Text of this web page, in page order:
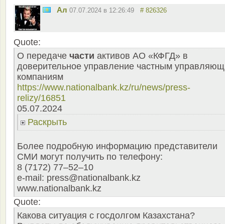
Ал 07.07.2024 в 12:26:49 # 826326
Quote:
О передаче части активов АО «КФГД» в
доверительное управление частным
компаниям
https://www.nationalbank.kz/ru/news/press-
relizy/16851
05.07.2024
Раскрыть
Более подробную информацию представители
СМИ могут получить по телефону:
8 (7172) 77–52–10
e-mail: press@nationalbank.kz
www.nationalbank.kz
Quote:
Какова ситуация с госдолгом Казахстана?